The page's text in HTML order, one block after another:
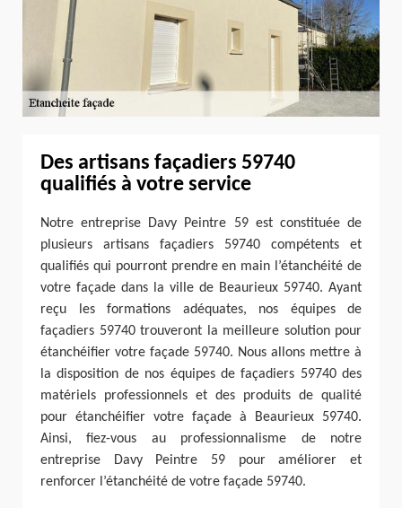
Des artisans façadiers 59740
qualifiés à votre service
Notre entreprise Davy Peintre 59 est constituée de
plusieurs artisans façadiers 59740 compétents et
qualifiés qui pourront prendre en main l’étanchéité de
votre façade dans la ville de Beaurieux 59740. Ayant
reçu les formations adéquates, nos équipes de
façadiers 59740 trouveront la meilleure solution pour
étanchéifier votre façade 59740. Nous allons mettre à
la disposition de nos équipes de façadiers 59740 des
matériels professionnels et des produits de qualité
pour étanchéifier votre façade à Beaurieux 59740.
Ainsi, fiez-vous au professionnalisme de notre
entreprise Davy Peintre 59 pour améliorer et
renforcer l’étanchéité de votre façade 59740.